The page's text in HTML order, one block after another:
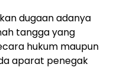
dugaan adanya
tangga yang
hukum maupun
aparat penegak